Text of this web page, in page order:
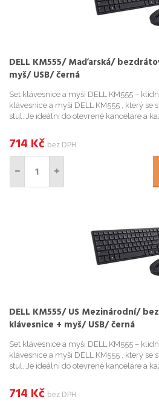
DELL KM555/ Maďarská/
myš/ USB/ černá
Set klávesnice a myši DELL KM555 –
klávesnice a myši DELL KM555 , který
stul. Je ideální do otevrené kanceláre a
714 Kč bez DPH
DELL KM555/ US Mezinárodní/
klávesnice + myš/ USB/ černá
Set klávesnice a myši DELL KM555 –
klávesnice a myši DELL KM555 , který
stul. Je ideální do otevrené kanceláre a
714 Kč bez DPH